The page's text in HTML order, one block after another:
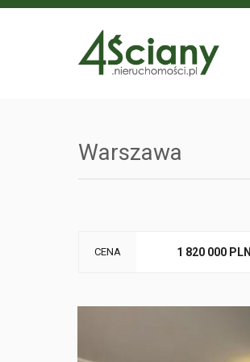
Warszawa
CENA 1 820 000 PLN